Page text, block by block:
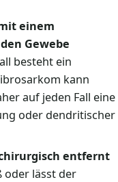
einem
Gewebe
besteht ein
kann
auf jeden Fall eine
oder dendritischer
entfernt
oder lässt der